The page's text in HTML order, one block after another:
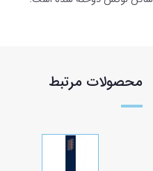
محصولات مرتبط